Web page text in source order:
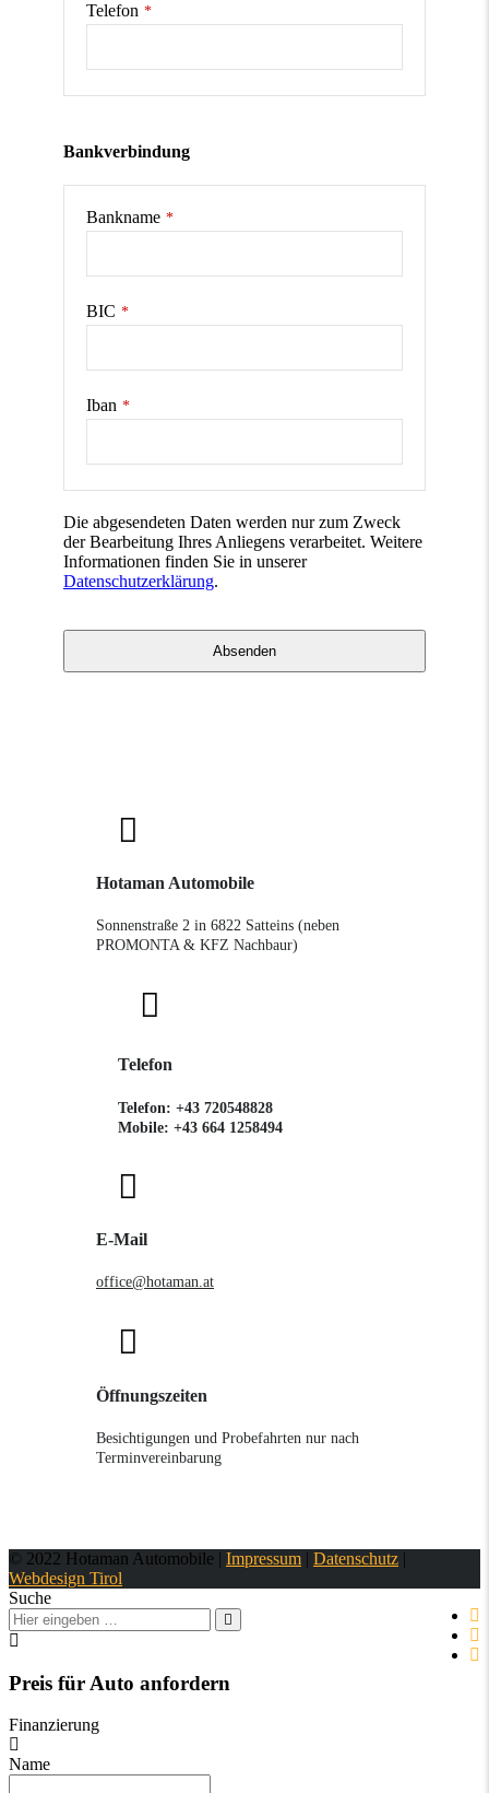
Telefon *
Bankverbindung
Bankname *
BIC *
Iban *
Die abgesendeten Daten werden nur zum Zweck
der Bearbeitung Ihres Anliegens verarbeitet. Weitere
Informationen finden Sie in unserer
Datenschutzerklärung.
Absenden
Hotaman Automobile
Sonnenstraße 2 in 6822 Satteins (neben
PROMONTA & KFZ Nachbaur)
Telefon
Telefon: +43 720548828
Mobile: +43 664 1258494
E-Mail
office@hotaman.at
Öffnungszeiten
Besichtigungen und Probefahrten nur nach
Terminvereinbarung
© 2022 Hotaman Automobile | Impressum | Datenschutz |
Webdesign Tirol
Suche
Preis für Auto anfordern
Finanzierung
Name